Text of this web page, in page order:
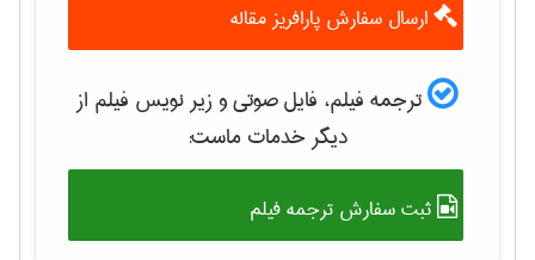
ارسال سفارش پارافریز مقاله
ترجمه فیلم، فایل صوتی و زیر نویس فیلم از
دیگر خدمات ماست:
ثبت سفارش ترجمه فیلم